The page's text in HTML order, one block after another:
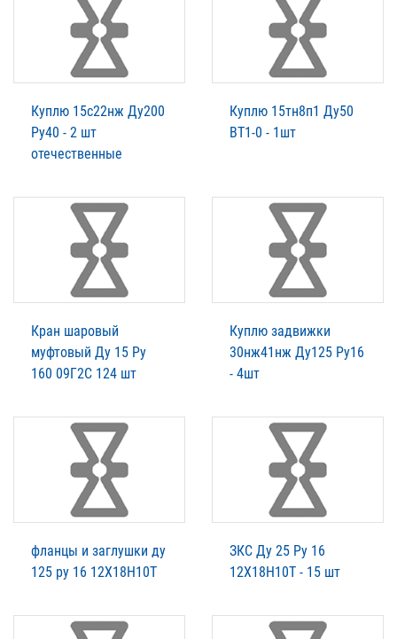
Куплю 15с22нж Ду200
Ру40 - 2 шт
отечественные
Куплю 15тн8п1 Ду50
ВТ1-0 - 1шт
Кран шаровый
муфтовый Ду 15 Ру
160 09Г2С 124 шт
Куплю задвижки
30нж41нж Ду125 Ру16
- 4шт
фланцы и заглушки ду
125 ру 16 12Х18Н10Т
ЗКС Ду 25 Ру 16
12Х18Н10Т - 15 шт